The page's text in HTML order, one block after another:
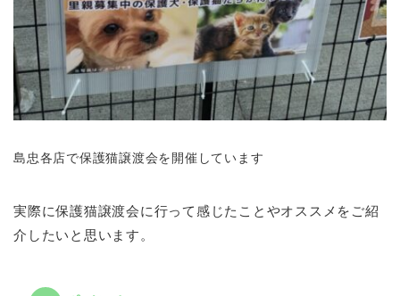
島忠各店で保護猫譲渡会を開催しています
実際に保護猫譲渡会に行って感じたことやオススメをご紹
介したいと思います。